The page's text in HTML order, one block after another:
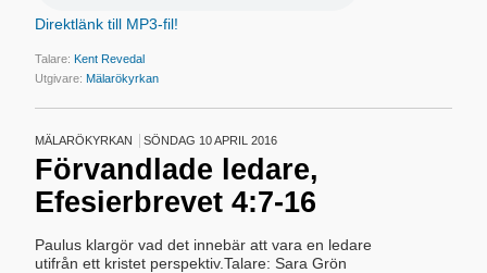
Direktlänk till MP3-fil!
Talare:Kent Revedal
Utgivare:Mälarökyrkan
MÄLARÖKYRKAN SÖNDAG 10 APRIL 2016
Förvandlade ledare,
Efesierbrevet 4:7-16
Paulus klargör vad det innebär att vara en ledare
utifrån ett kristet perspektiv.Talare: Sara Grön